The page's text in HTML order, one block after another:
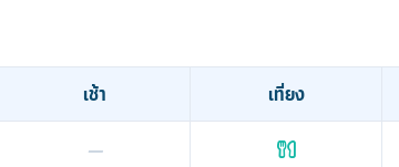
เช้า เที่ยง
—